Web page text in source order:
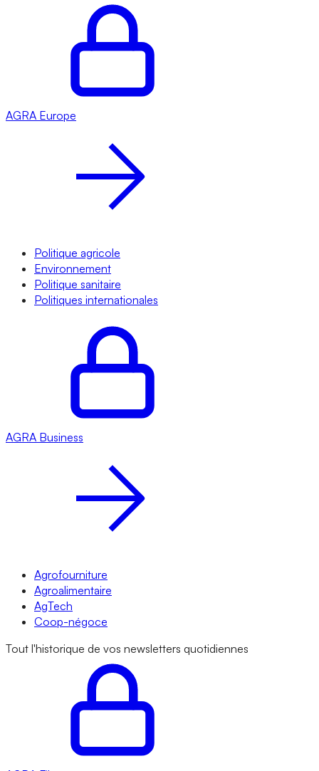
AGRA Europe
Politique agricole
Environnement
Politique sanitaire
Politiques internationales
AGRA Business
Agrofourniture
Agroalimentaire
AgTech
Coop-négoce
Tout l'historique de vos newsletters quotidiennes